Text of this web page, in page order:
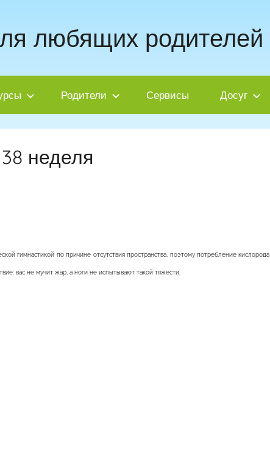
любящих родителей
Родители Сервисы Досуг
неделя
гимнастикой по причине отсутствия пространства, поэтому потребление кислорода
вас не мучит жар, а ноги не испытывают такой тяжести.